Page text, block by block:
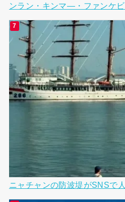
ンラン・キンマ―・ファンケ
ニャチャンの防波堤がSNSで